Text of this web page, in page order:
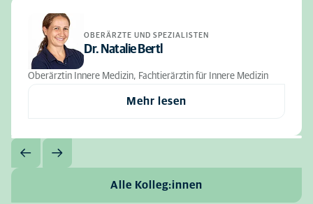
OBERÄRZTE UND SPEZIALISTEN
Dr. Natalie Bertl
Oberärztin Innere Medizin, Fachtierärztin für Innere Medizin
Mehr lesen
Alle Kolleg:innen